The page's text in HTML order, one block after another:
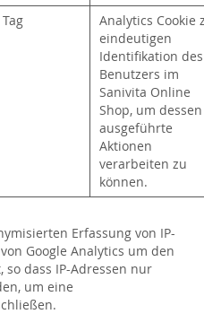
Tag
Analytics Cookie
eindeutigen
Identifikation des
Benutzers im
Sanivita Online
Shop, um dessen
ausgeführte
Aktionen
verarbeiten zu
können.
Erfassung von IP-
Google Analytics um den
so dass IP-Adressen nur
um eine